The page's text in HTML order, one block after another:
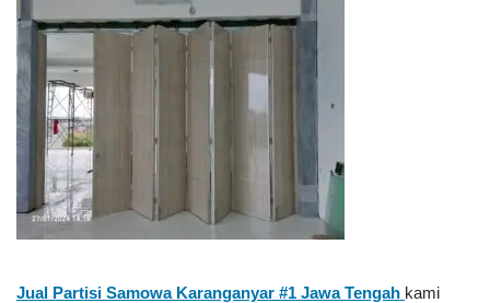
Jual Partisi Samowa Karanganyar #1 Jawa Tengah kami